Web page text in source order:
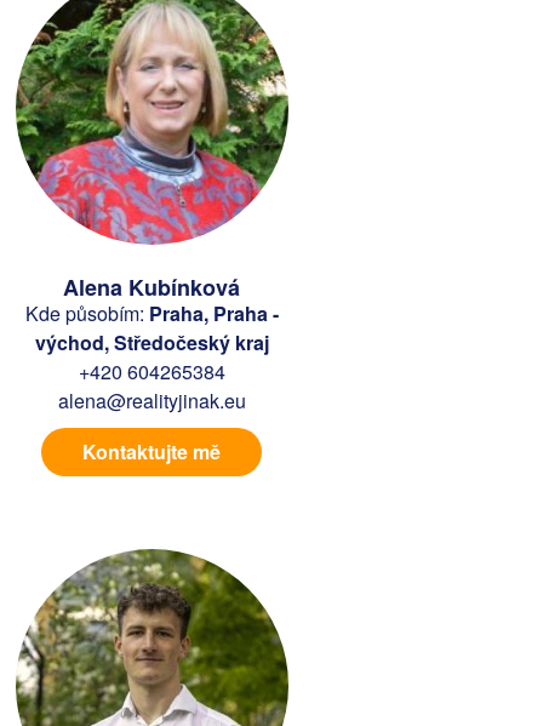
Alena Kubínková
Kde působím: Praha, Praha -
východ, Středočeský kraj
+420 604265384
alena@realityjinak.eu
Kontaktujte mě